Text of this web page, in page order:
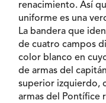
renacimiento. Así
uniforme es una
La bandera que
de cuatro campos
color blanco en
de armas del
superior izquierdo,
armas del Pontífice